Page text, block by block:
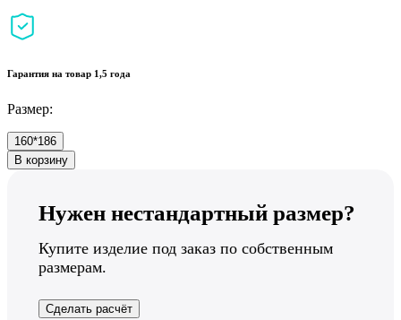
Гарантия на товар 1,5 года
Размер:
160*186
В корзину
Нужен нестандартный размер?
Купите изделие под заказ по собственным
размерам.
Сделать расчёт